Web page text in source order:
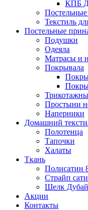
КПБ
Текстиль
Постельные
Подушки
Одеяла
Матрасы и
Покрывала
Простыни
Наперники
Домашний
Полотенца
Тапочки
Халаты
Ткань
Полисатин
Страйп
Шелк Дубай
Акции
Контакты